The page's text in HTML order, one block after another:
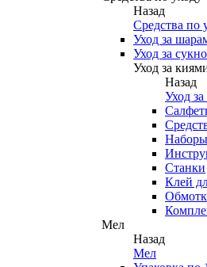
Назад
Средства по
Уход за
Уход за
Уход за
Назад
Уход
Станки
Клей
Мел
Назад
Мел